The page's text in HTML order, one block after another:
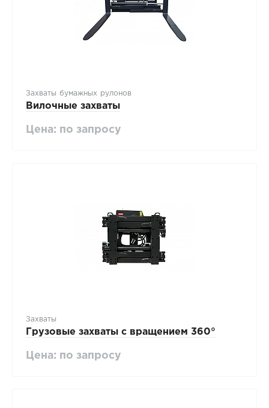
Захваты бумажных рулонов
Вилочные захваты
Цена: по запросу
Захваты
Грузовые захваты с вращением 360°
Цена: по запросу